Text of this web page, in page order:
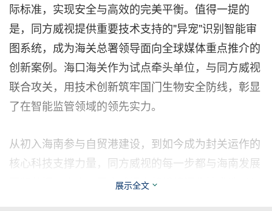
际标准，实现安全与高效的完美平衡。值得一提的
是，同方威视提供重要技术支持的"异宠"识别智能审
图系统，成为海关总署领导面向全球媒体重点推介的
创新案例。海口海关作为试点牵头单位，与同方威视
联合攻关，用技术创新筑牢国门生物安全防线，彰显
了在智能监管领域的领先实力。
从初入海南参与自贸港建设，到如今成为封关运作的
核心科技支撑力量，同方威视的每一步都与海南发展
同频共振。未来，同方威视它将继续深化技术迭代与
展示全文